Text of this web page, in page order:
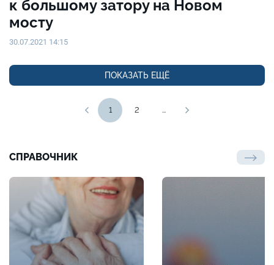
к большому затору на Новом
мосту
30.07.2021 14:15
ПОКАЗАТЬ ЕЩЁ
1 2 ...
СПРАВОЧНИК